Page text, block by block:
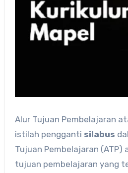
Alur Tujuan Pembelajaran
istilah pengganti silabus
Tujuan Pembelajaran (ATP)
tujuan pembelajaran yang